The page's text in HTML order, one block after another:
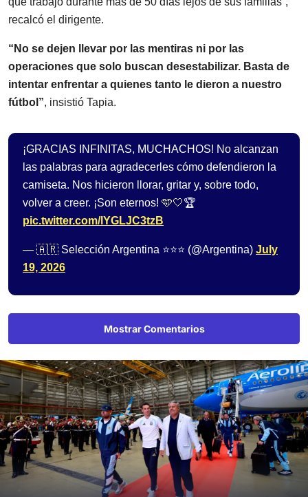
recalcó el dirigente.
“No se dejen llevar por las mentiras ni por las
operaciones que solo buscan desestabilizar. Basta de
intentar enfrentar a quienes tanto le dieron a nuestro
fútbol”, insistió Tapia.
¡GRACIAS INFINITAS, MUCHACHOS! No alcanzan
las palabras para agradecerles cómo defendieron la
camiseta. Nos hicieron llorar, gritar y, sobre todo,
volver a creer. ¡Son eternos! 🩵🤍🏆
pic.twitter.com/lYGLJC3tzB
— 🇦🇷 Selección Argentina ⭐⭐⭐ (@Argentina) July
19, 2026
Mostrar Comentarios